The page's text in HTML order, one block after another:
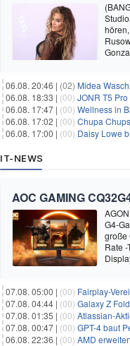
06.08. 20:46 | (02) Midea
06.08. 18:33 | (00) JONR T5
06.08. 17:47 | (00) Wellness in
06.08. 17:02 | (00) Chupa
06.08. 17:00 | (00) Daisy Lowe
IT-NEWS
AOC GAMING
G4-
große
Rate
07.08. 05:00 | (00) Fairplay-
07.08. 04:44 | (00) Galaxy Z
07.08. 01:35 | (00) Atlassian-
07.08. 00:47 | (00) GPT-4 baut
06.08. 22:36 | (00) AMD